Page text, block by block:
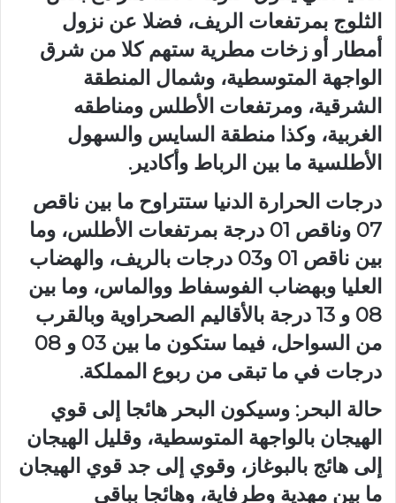
الثلوج بمرتفعات الريف، فضلا عن نزول
أمطار أو زخات مطرية ستهم كلا من شرق
الواجهة المتوسطية، وشمال المنطقة
الشرقية، ومرتفعات الأطلس ومناطقه
الغربية، وكذا منطقة السايس والسهول
الأطلسية ما بين الرباط وأكادير.
درجات الحرارة الدنيا ستتراوح ما بين ناقص
07 وناقص 01 درجة بمرتفعات الأطلس، وما
بين ناقص 01 و03 درجات بالريف، والهضاب
العليا وبهضاب الفوسفاط ووالماس، وما بين
08 و 13 درجة بالأقاليم الصحراوية وبالقرب
من السواحل، فيما ستكون ما بين 03 و 08
درجات في ما تبقى من ربوع المملكة.
حالة البحر: وسيكون البحر هائجا إلى قوي
الهيجان بالواجهة المتوسطية، وقليل الهيجان
إلى هائج بالبوغاز، وقوي إلى جد قوي الهيجان
ما بين مهدية وطرفاية، وهائجا بباقي